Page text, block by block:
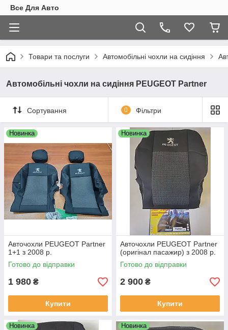
Все Для Авто
Товари та послуги Автомобільні чохли на сидіння
Автомобільні чохли на сидіння PEUGEOT Partner
Сортування 0 Фільтри
Новинка
Авточохли PEUGEOT Partner
1+1 з 2008 р.
Готово до відправки
1 980 ₴
Купити
Новинка
Авточохли PEUGEOT Partner
(оригінал пасажир) з 2008 р.
Готово до відправки
2 900 ₴
Купити
Новинка Новинка